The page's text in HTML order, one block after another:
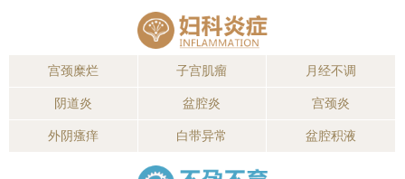
宫颈糜烂 子宫肌瘤 月经不调
阴道炎 盆腔炎 宫颈炎
外阴瘙痒 白带异常 盆腔积液